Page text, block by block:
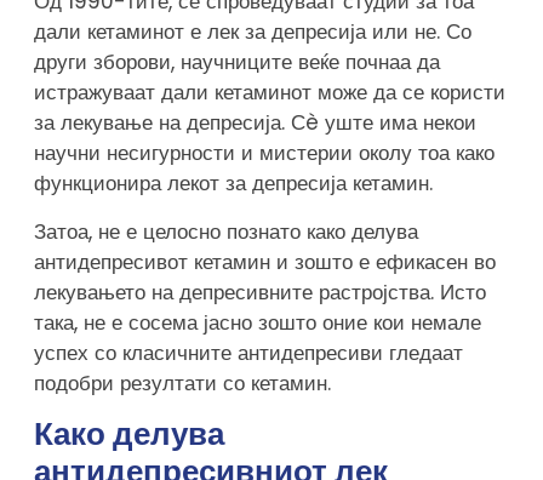
дали кетаминот е лек за депресија или не. Со
други зборови, научниците веќе почнаа да
истражуваат дали кетаминот може да се користи
за лекување на депресија. Сè уште има некои
научни несигурности и мистерии околу тоа како
функционира лекот за депресија кетамин.
Затоа, не е целосно познато како делува
антидепресивот кетамин и зошто е ефикасен во
лекувањето на депресивните растројства. Исто
така, не е сосема јасно зошто оние кои немале
успех со класичните антидепресиви гледаат
подобри резултати со кетамин.
Како делува